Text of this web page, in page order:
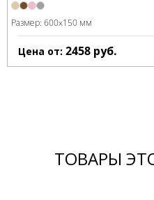
Размер: 600x150 мм
Цена от: 2458 руб.
ТОВАРЫ